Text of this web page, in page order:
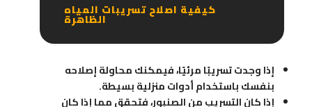
كيفية اصلاح تسريبات المياه
الظاهرة
إذا وجدت تسريبًا مرئيًا، فيمكنك محاولة إصلاحه
بنفسك باستخدام أدوات منزلية بسيطة.
إذا كان التسريب من الصنبور، فتحقق مما إذا كان